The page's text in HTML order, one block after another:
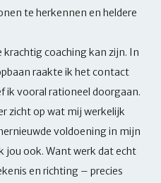
te herkennen en heldere
coaching kan zijn. In
raakte ik het contact
ik vooral rationeel doorgaan.
zicht op wat mij werkelijk
voldoening in mijn
jou ook. Want werk dat echt
en richting – precies